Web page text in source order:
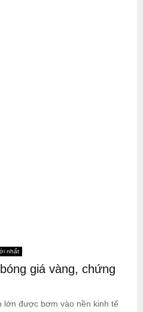
nhất
giá vàng, chứng
lớn được bơm vào nền kinh tế